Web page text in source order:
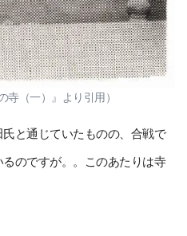
寺（一）』より引用）
と通じていたものの、合戦で
のですが。。このあたりは寺